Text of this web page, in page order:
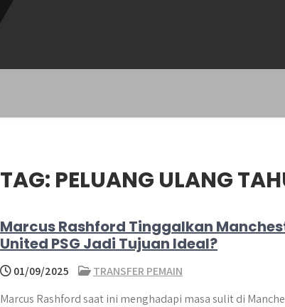
TAG: PELUANG ULANG
Marcus Rashford Tinggalkan
United PSG Jadi Tujuan Ideal?
01/09/2025
TRANSFER PEMAIN
Marcus Rashford saat ini menghadapi masa sulit di